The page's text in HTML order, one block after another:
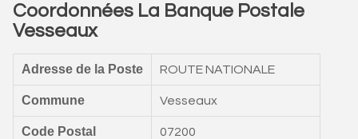
Coordonnées La Banque Postale
Vesseaux
Adresse de la Poste ROUTE NATIONALE
Commune Vesseaux
Code Postal 07200